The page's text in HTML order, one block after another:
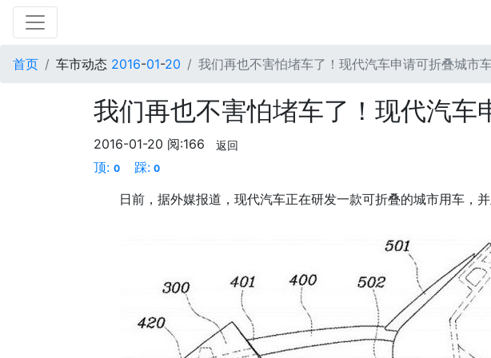
首页 车市动态 2016-01-20 我们再也不害怕堵车了！现代汽车申请可折叠城市
我们再也不害怕堵车了！现代汽车
2016-01-20 阅:166 返回
顶: 0 踩: 0
日前，据外媒报道，现代汽车正在研发一款可折叠的城市用车，